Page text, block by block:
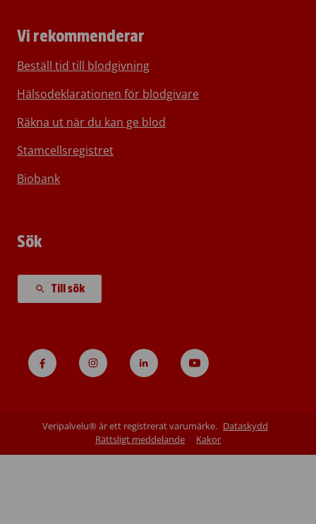
Vi rekommenderar
Beställ tid till blodgivning
Hälsodeklarationen för blodgivare
Räkna ut när du kan ge blod
Stamcellsregistret
Biobank
Sök
Till sök
Veripalvelu® är ett registrerat varumärke. Dataskydd
Rättsligt meddelande
Kakor